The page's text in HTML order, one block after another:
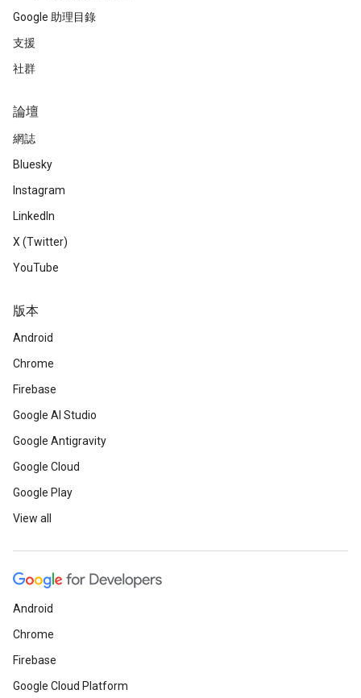
Google 助理目錄
支援
社群
論壇
網誌
Bluesky
Instagram
LinkedIn
X (Twitter)
YouTube
版本
Android
Chrome
Firebase
Google AI Studio
Google Antigravity
Google Cloud
Google Play
View all
Android
Chrome
Firebase
Google Cloud Platform